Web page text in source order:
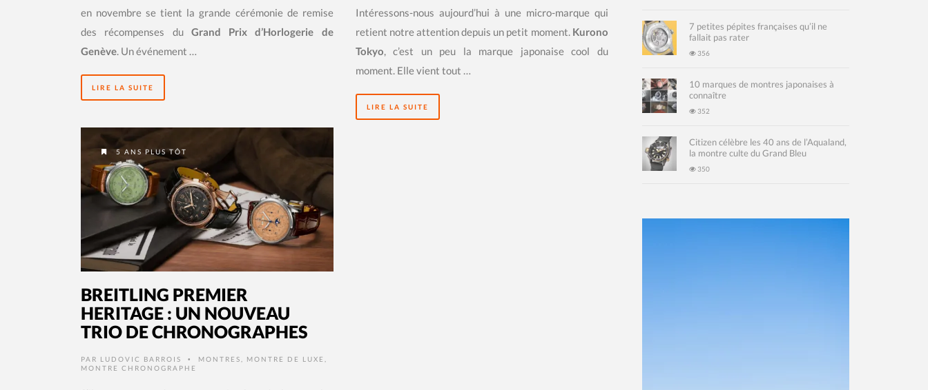
en novembre se tient la grande cérémonie de remise
des récompenses du Grand Prix d’Horlogerie de
Genève. Un événement …
LIRE LA SUITE
Intéressons-nous aujourd’hui à une micro-marque qui
retient notre attention depuis un petit moment. Kurono
Tokyo, c’est un peu la marque japonaise cool du
moment. Elle vient tout …
LIRE LA SUITE
5 ANS PLUS TÔT
BREITLING PREMIER
HERITAGE : UN NOUVEAU
TRIO DE CHRONOGRAPHES
PAR LUDOVIC BARROIS • MONTRES MONTRE DE LUXE
MONTRE CHRONOGRAPHE
7 petites pépites françaises qu’il ne
fallait pas rater
356
10 marques de montres japonaises à
connaître
352
Citizen célèbre les 40 ans de l’Aqualand,
la montre culte du Grand Bleu
350